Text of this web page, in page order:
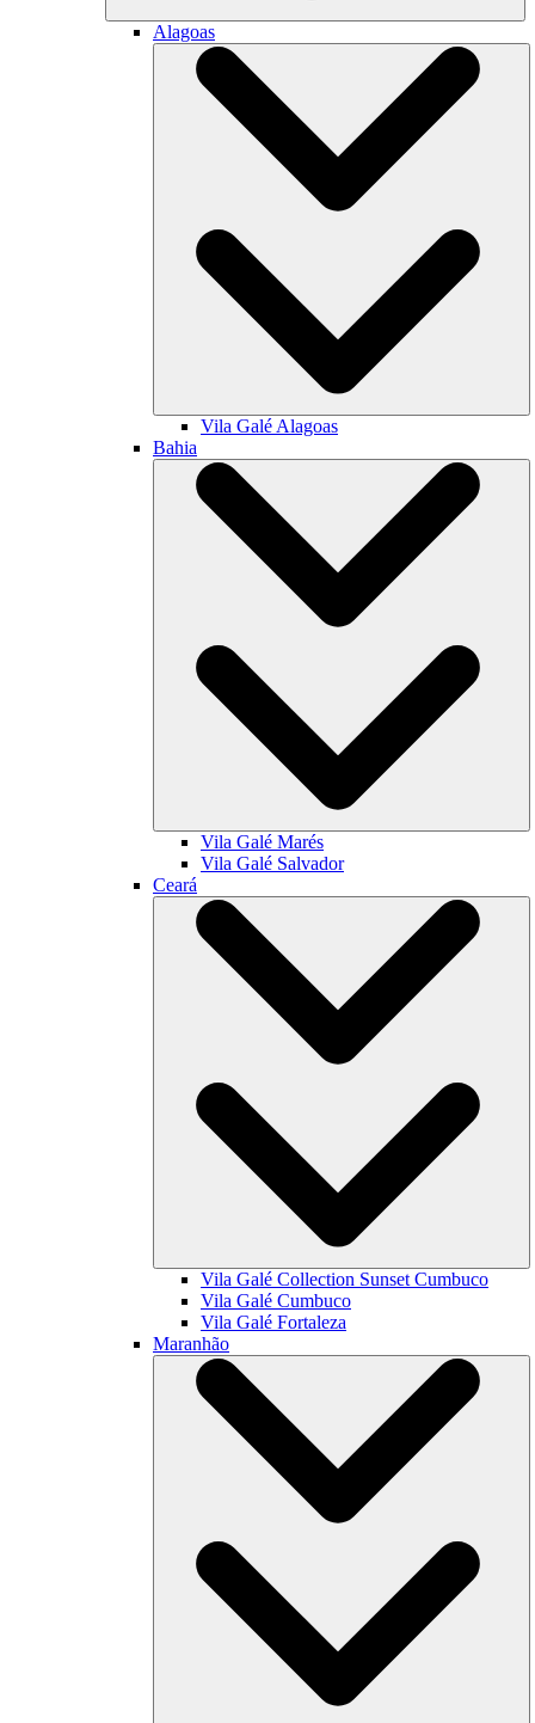
Alagoas
Vila Galé Alagoas
Bahia
Vila Galé Marés
Vila Galé Salvador
Ceará
Vila Galé Collection Sunset Cumbuco
Vila Galé Cumbuco
Vila Galé Fortaleza
Maranhão